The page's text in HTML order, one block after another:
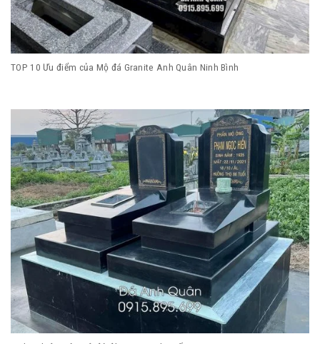
TOP 10 Ưu điểm của Mộ đá Granite Anh Quân Ninh Bình